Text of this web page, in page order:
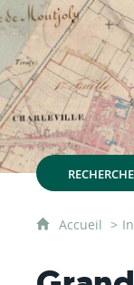
Accueil